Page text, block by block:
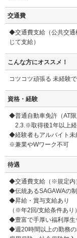
交通費
◆交通費支給（公共交
じて支給）
こんな方にオススメ！
コツコツ頑張る 未経験
資格・経験
◆普通自動車免許（AT限
2.3.※取得後1年以上
◆経験者もアルバイト未
※兼業やWワーク不可
待遇
◆交通費支給（※規定内
◆伝統あるSAGAWAの制
◆昇給・賞与支給あり
（※年2回/支給条件あり）
◆豊富で手厚い福利厚生
◆週20時間以上の勤務の